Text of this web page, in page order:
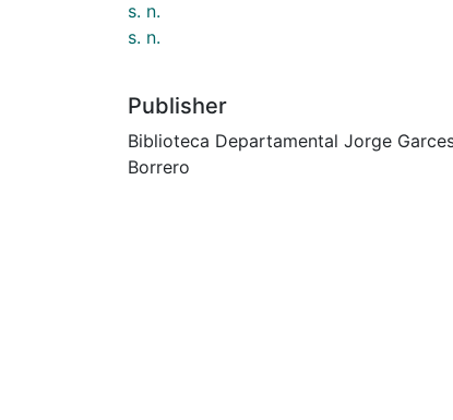
s. n.
s. n.
Publisher
Biblioteca Departamental Jorge
Borrero